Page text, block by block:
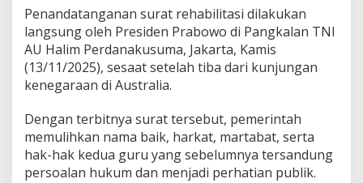
k
D
u
a
G
u
L
u
w
u
Penandatanganan surat rehabilitasi dilakukan
langsung oleh Presiden Prabowo di Pangkalan TNI
AU Halim Perdanakusuma, Jakarta, Kamis
(13/11/2025), sesaat setelah tiba dari kunjungan
kenegaraan di Australia.
Dengan terbitnya surat tersebut, pemerintah
memulihkan nama baik, harkat, martabat, serta
hak-hak kedua guru yang sebelumnya tersandung
persoalan hukum dan menjadi perhatian publik.